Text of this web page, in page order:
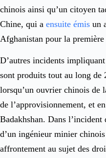
chinois ainsi qu’un citoyen
Chine, qui a ensuite émis un
Afghanistan pour la
D’autres incidents
sont produits tout au long de
lorsqu’un ouvrier chinois de
de l’approvisionnement, et en
Badakhshan. Dans
d’un ingénieur minier
affrontement au sujet des